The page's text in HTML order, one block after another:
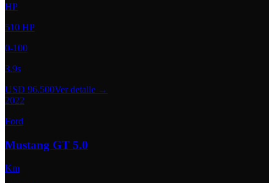
HP
510 HP
0-100
3.9s
USD 96.500Ver detalle →
2022
Ford
Mustang GT 5.0
Km